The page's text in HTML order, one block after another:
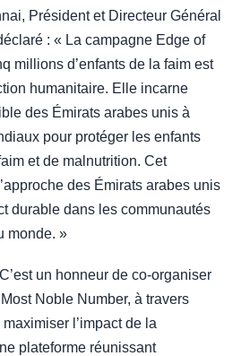
Président et Directeur Général
: « La campagne Edge of
millions d’enfants de la faim est
humanitaire. Elle incarne
des Émirats arabes unis à
pour protéger les enfants
et de malnutrition. Cet
des Émirats arabes unis
durable dans les communautés
monde. »
un honneur de co-organiser
Noble Number, à travers
l’impact de la
plateforme réunissant